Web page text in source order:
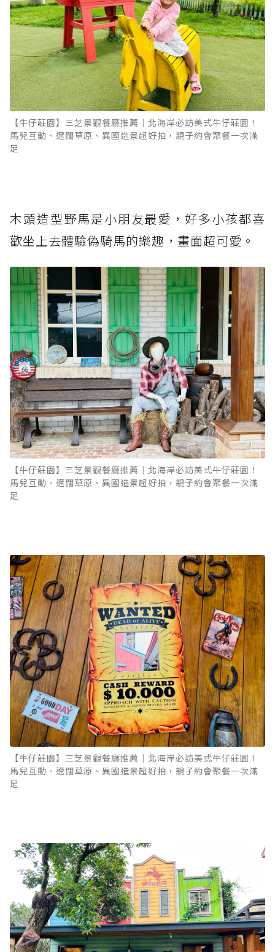
【牛仔莊園】三芝景觀餐廳推薦｜北海岸必訪美式牛仔莊園！
馬兒互動、遼闊草原、異國造景超好拍，親子約會聚餐一次滿
足
木頭造型野馬是小朋友最愛，好多小孩都喜
歡坐上去體驗偽騎馬的樂趣，畫面超可愛。
【牛仔莊園】三芝景觀餐廳推薦｜北海岸必訪美式牛仔莊園！
馬兒互動、遼闊草原、異國造景超好拍，親子約會聚餐一次滿
足
【牛仔莊園】三芝景觀餐廳推薦｜北海岸必訪美式牛仔莊園！
馬兒互動、遼闊草原、異國造景超好拍，親子約會聚餐一次滿
足